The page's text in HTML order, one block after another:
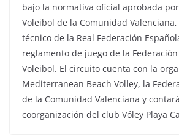
bajo la normativa oficial aprobada
Voleibol de la Comunidad
técnico de la Real Federación
reglamento de juego de la
Voleibol. El circuito cuenta con la
Mediterranean Beach Volley, la
de la Comunidad Valenciana y
coorganización del club Vóley Playa